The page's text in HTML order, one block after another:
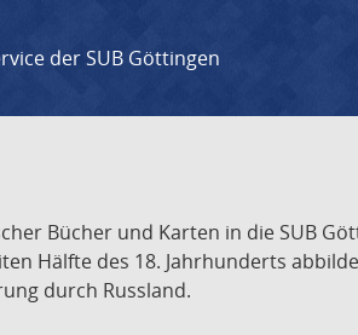
der SUB Göttingen
Bücher und Karten in die SUB
Hälfte des 18. Jahrhunderts
durch Russland.